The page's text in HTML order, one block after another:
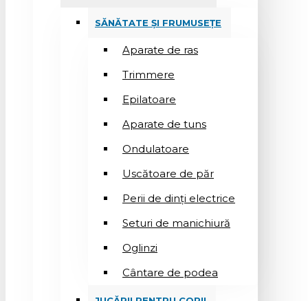
SĂNĂTATE ȘI FRUMUSEȚE
Aparate de ras
Trimmere
Epilatoare
Aparate de tuns
Ondulatoare
Uscătoare de păr
Perii de dinți electrice
Seturi de manichiură
Oglinzi
Cântare de podea